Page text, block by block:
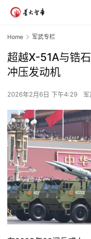
Home 军武专栏
超越X-51A与锆
冲压发动机
2026年2月6日 下午4:29